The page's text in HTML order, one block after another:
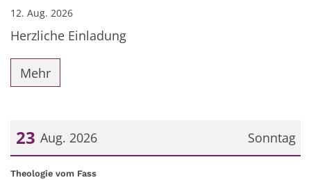
12. Aug. 2026
Herzliche Einladung
Mehr
Sonntag
23 Aug. 2026
Datum: 23. August 2026
Theologie vom Fass: